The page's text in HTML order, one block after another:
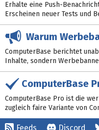
Erhalte eine Push-
Erscheinen neuer Tests und
Warum
ComputerBase berichtet
Inhalte, sondern
ComputerBase
ComputerBase Pro ist die
zugleich faire Variante von
Feeds Discord